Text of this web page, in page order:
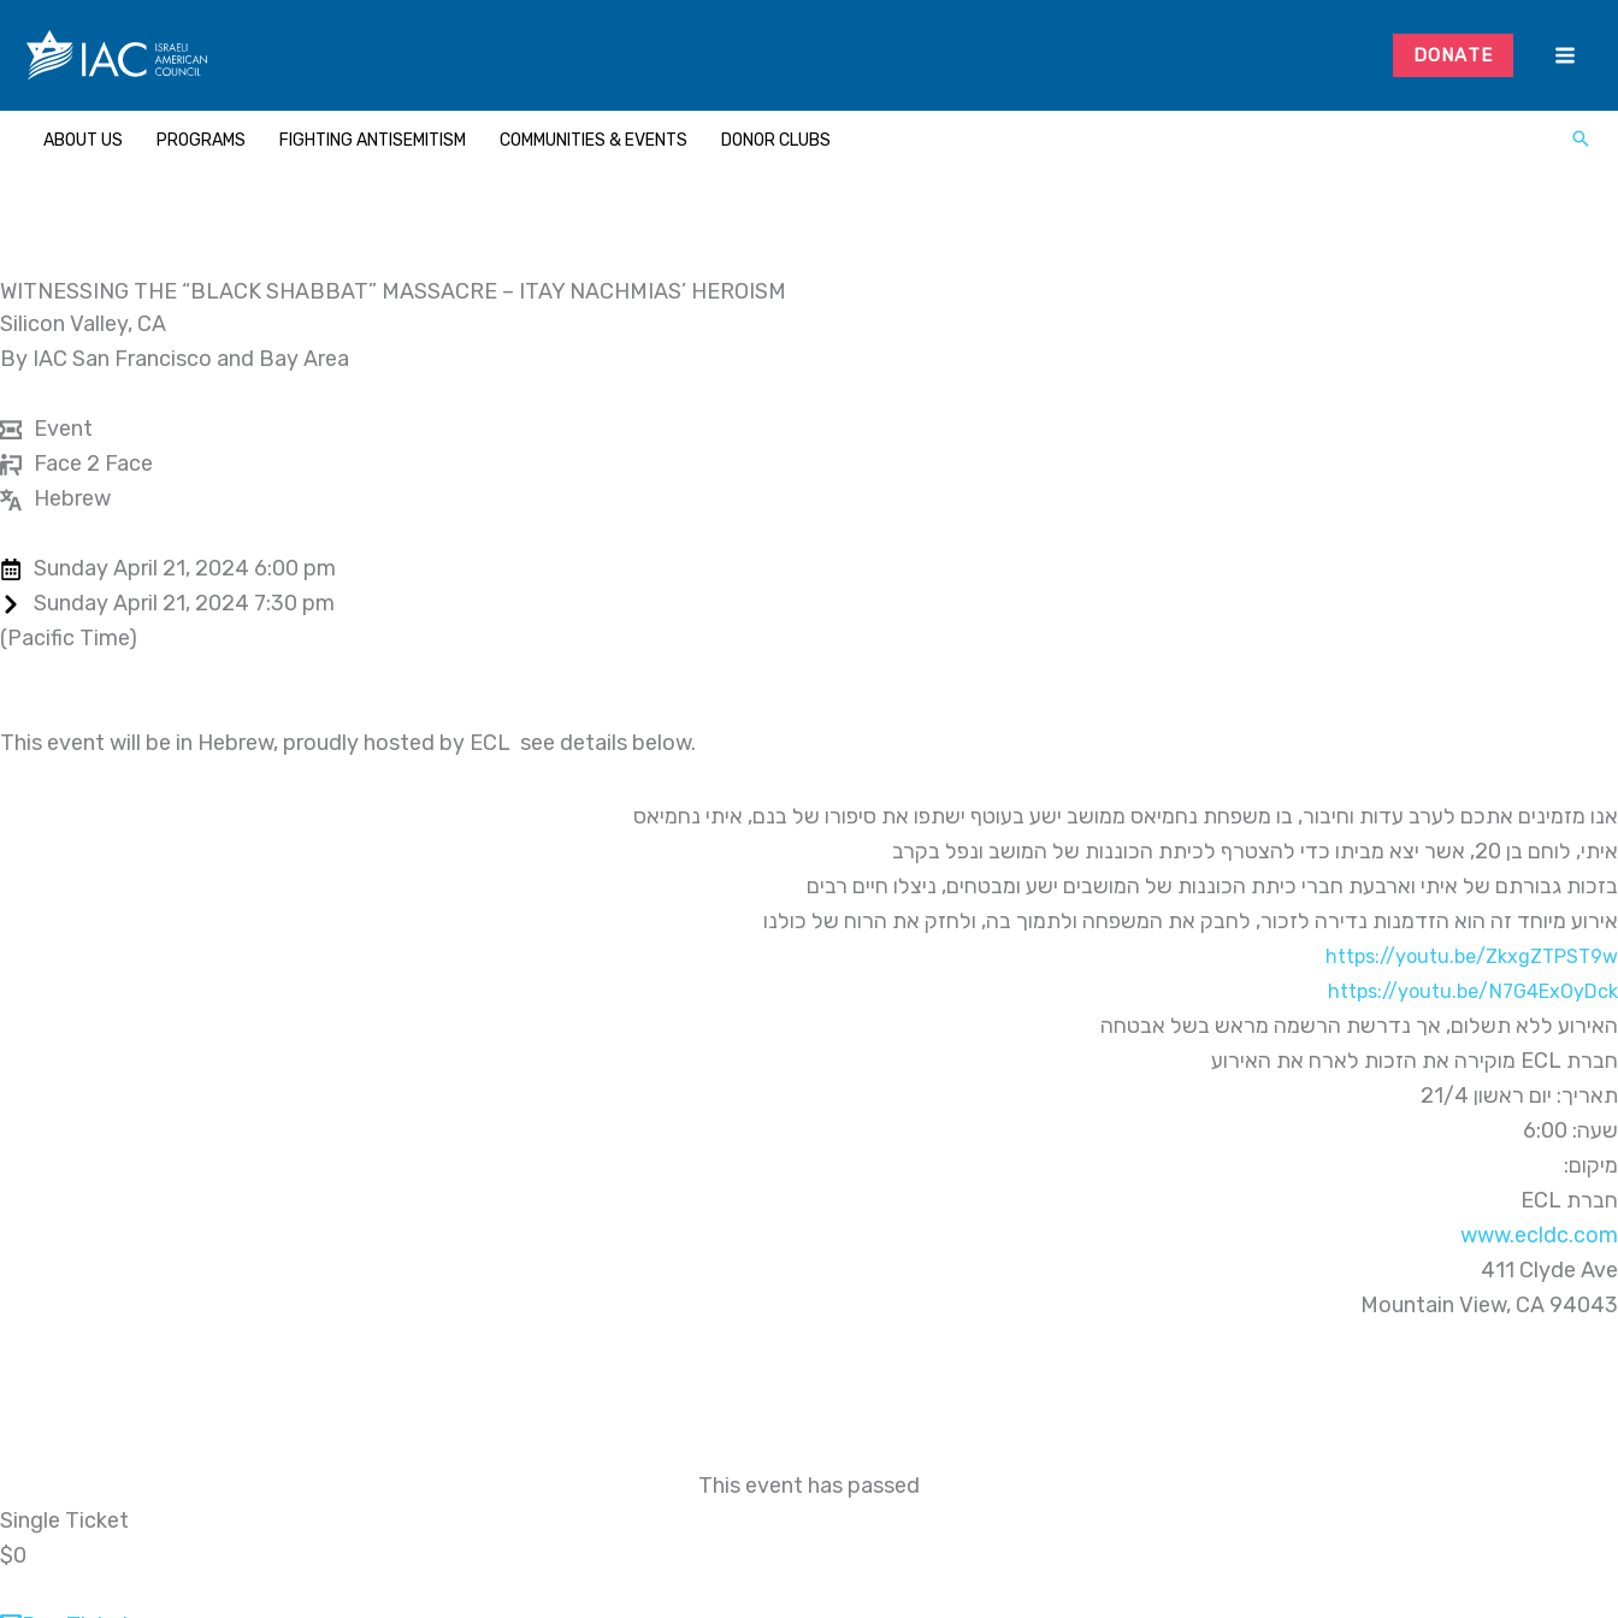
content
DONATE
ABOUT US PROGRAMS FIGHTING ANTISEMITISM COMMUNITIES & EVENTS DONOR CLUBS
WITNESSING THE “BLACK SHABBAT” MASSACRE – ITAY NACHMIAS’ HEROISM
Silicon Valley, CA
By IAC San Francisco and Bay Area
Event
Face 2 Face
Hebrew
Sunday April 21, 2024 6:00 pm
Sunday April 21, 2024 7:30 pm
(Pacific Time)
This event will be in Hebrew, proudly hosted by ECL see details below.
אנו מזמינים אתכם לערב עדות וחיבור, בו משפחת נחמיאס ממושב ישע בעוטף ישתפו את סיפורו של בנם, איתי נחמיאס
איתי, לוחם בן 20, אשר יצא מביתו כדי להצטרף לכיתת הכוננות של המושב ונפל בקרב
בזכות גבורתם של איתי וארבעת חברי כיתת הכוננות של המושבים ישע ומבטחים, ניצלו חיים רבים
אירוע מיוחד זה הוא הזדמנות נדירה לזכור, לחבק את המשפחה ולתמוך בה, ולחזק את הרוח של כולנו
https://youtu.be/ZkxgZTPST9w
https://youtu.be/N7G4ExOyDck
האירוע ללא תשלום, אך נדרשת הרשמה מראש בשל אבטחה
מוקירה את הזכות לארח את האירוע ECL חברת
תאריך: יום ראשון 21/4
שעה: 6:00
:מיקום
ECL חברת
www.ecldc.com
411 Clyde Ave
Mountain View, CA 94043
This event has passed
Single Ticket
$0